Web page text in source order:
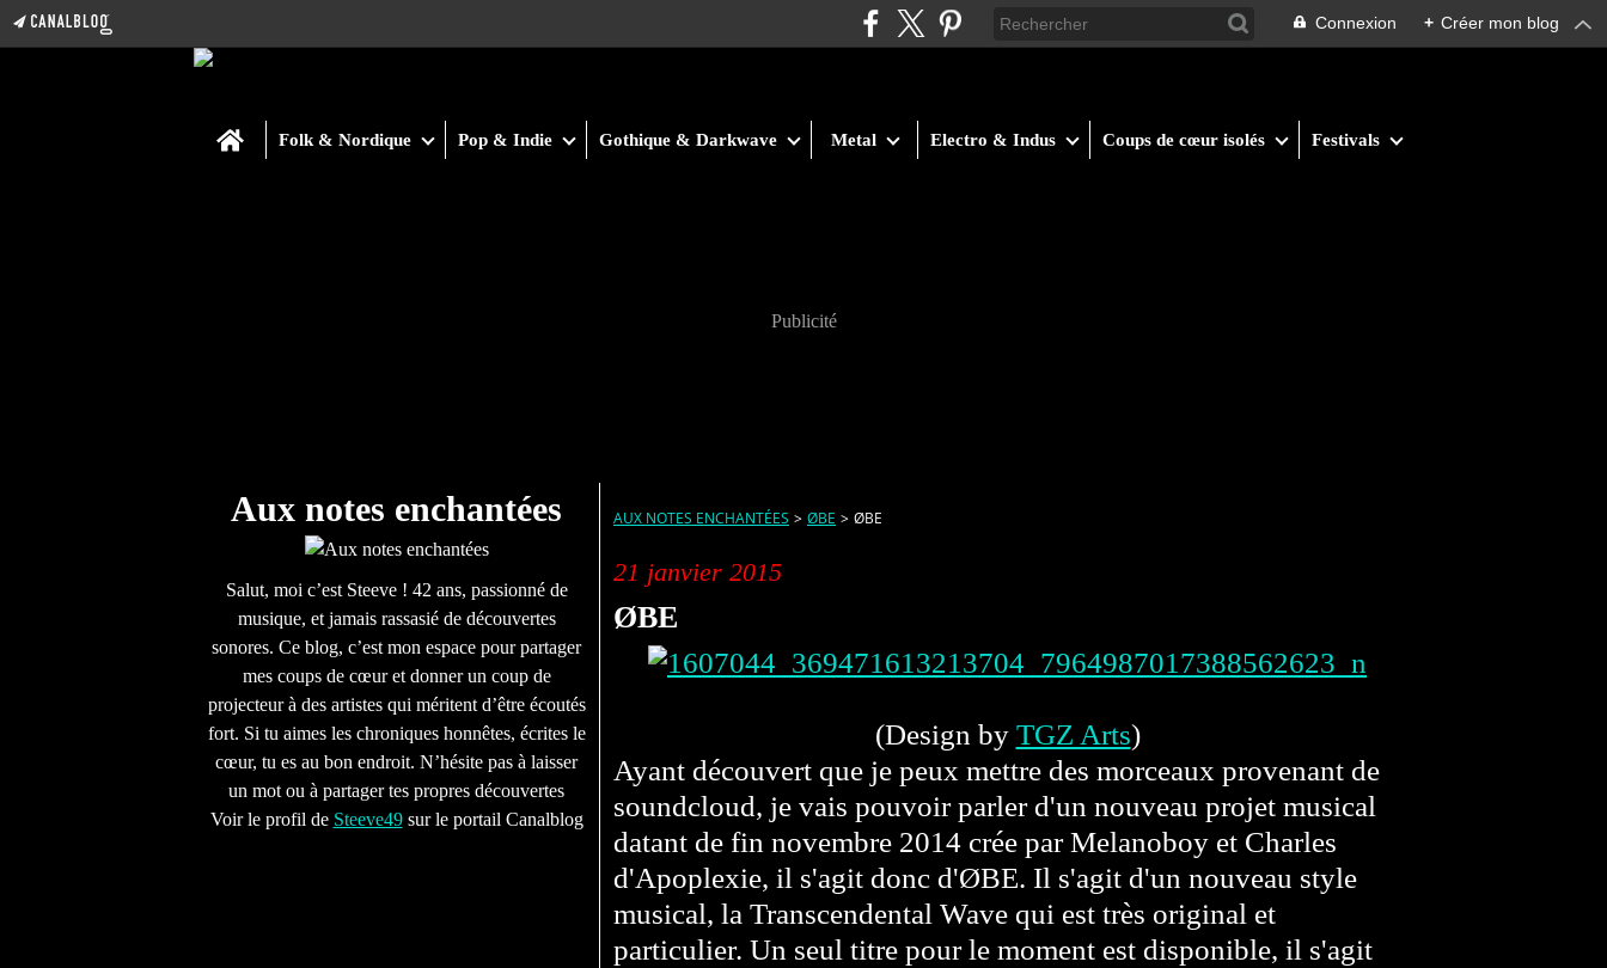
Connexion + Créer mon blog
Home
Folk & Nordique Pop & Indie Gothique & Darkwave Metal Electro & Indus Coups de cœur isolés Festivals
Publicité
Aux notes enchantées
Salut, moi c’est Steeve ! 42 ans, passionné de
musique, et jamais rassasié de découvertes
sonores. Ce blog, c’est mon espace pour partager
mes coups de cœur et donner un coup de
projecteur à des artistes qui méritent d’être écoutés
fort. Si tu aimes les chroniques honnêtes, écrites le
cœur, tu es au bon endroit. N’hésite pas à laisser
un mot ou à partager tes propres découvertes
Voir le profil de Steeve49sur le portail Canalblog
AUX NOTES ENCHANTÉES > ØBE > ØBE
21 janvier 2015
ØBE
(Design by TGZ Arts)
Ayant découvert que je peux mettre des morceaux provenant de
soundcloud, je vais pouvoir parler d'un nouveau projet musical
datant de fin novembre 2014 crée par Melanoboy et Charles
d'Apoplexie, il s'agit donc d'ØBE. Il s'agit d'un nouveau style
musical, la Transcendental Wave qui est très original et
particulier. Un seul titre pour le moment est disponible, il s'agit